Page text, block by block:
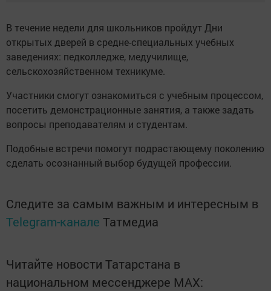
В течение недели для школьников пройдут Дни
открытых дверей в средне-специальных учебных
заведениях: педколледже, медучилище,
сельскохозяйственном техникуме.
Участники смогут ознакомиться с учебным процессом,
посетить демонстрационные занятия, а также задать
вопросы преподавателям и студентам.
Подобные встречи помогут подрастающему поколению
сделать осознанный выбор будущей профессии.
Следите за самым важным и интересным в
Telegram-канале Татмедиа
Читайте новости Татарстана в
национальном мессенджере MАХ: